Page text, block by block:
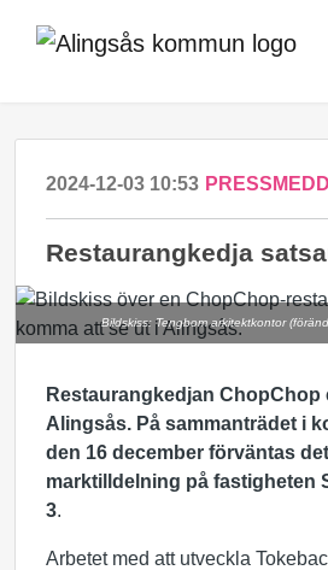
2024-12-03 10:53
Restaurangkedja
Bildskiss: Tengbom arkitektkontor
Restaurangkedjan ChopChop
Alingsås. På sammanträdet i
den 16 december förväntas
marktilldelning på fastigheten
3.
Arbetet med att utveckla